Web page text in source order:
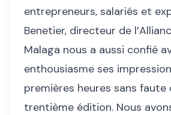
entrepreneurs, salariés et
Benetier, directeur de
Malaga nous a aussi confié
enthousiasme ses
premières heures sans
trentième édition. Nous